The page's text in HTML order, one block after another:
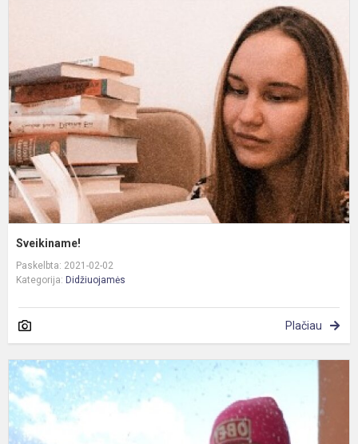
Sveikiname!
Paskelbta: 2021-02-02
Kategorija: Didžiuojamės
Plačiau